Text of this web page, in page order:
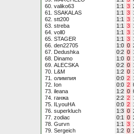
60. valiko63
1:1 3
61. SSAKALAS
1:1 3
62. stt200
1:1 3
63. streba
1:1 3
64. voll0
1:1 3
65. STAGER
1:1 3
66. den22705
1:0 0
67. Dedushka
0:2 0
68. Dinamo
1:0 0
69. ALECSKA
0:2 0
70. L&M
1:2 0
71. олимпия
0:0 2
72. Ion
0:0 2
73. ileana
1:2 0
74. ганжа
2:2 2
75. ILyouHA
0:0 2
76. superkluch
1:3 0
77. zodiac
0:1 0
78. Gurvn
1:1 3
79. Sergeich
1:2 0